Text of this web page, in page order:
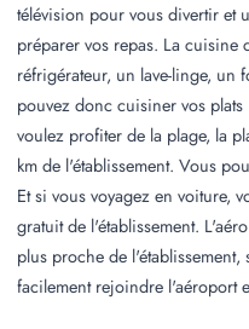
télévision pour vous divertir et
préparer vos repas. La cuisine
réfrigérateur, un lave-linge, un
pouvez donc cuisiner vos
voulez profiter de la plage, la
km de l'établissement. Vous
Et si vous voyagez en voiture,
gratuit de l'établissement.
plus proche de
facilement rejoindre l'aéroport